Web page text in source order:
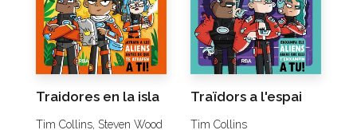
Traidores en la isla
Tim Collins, Steven Wood
Traïdors a l'espai
Tim Collins